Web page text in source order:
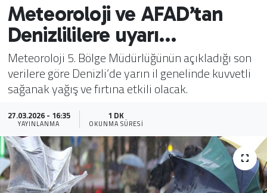
Meteoroloji ve AFAD’tan
Denizlililere uyarı…
Meteoroloji 5. Bölge Müdürlüğünün açıkladığı son
verilere göre Denizli’de yarın il genelinde kuvvetli
sağanak yağış ve fırtına etkili olacak.
27.03.2026 - 16:35
YAYINLANMA
1 DK
OKUNMA SÜRESI
Ekonomi
Dünya
Spor
Teknoloji
Yaşam
Puan Durumu ve Fikstür
Tüm Manşetler
Son Dakika Haberleri